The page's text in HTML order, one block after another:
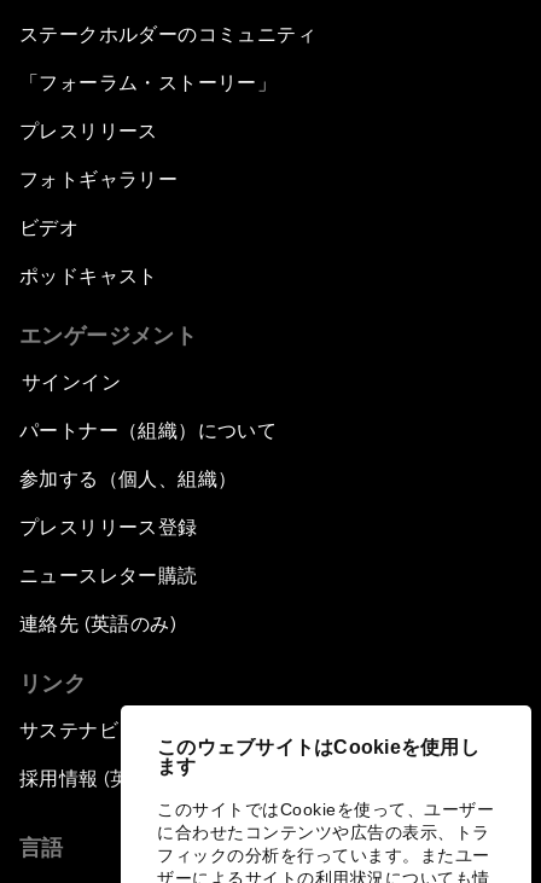
このウェブサイトはCookieを使用し
ます
このサイトではCookieを使って、ユーザー
に合わせたコンテンツや広告の表示、トラ
フィックの分析を行っています。またユー
ザーによるサイトの利用状況についても情
ステークホルダーのコミュニティ
「フォーラム・ストーリー」
プレスリリース
フォトギャラリー
ビデオ
ポッドキャスト
エンゲージメント
サインイン
パートナー（組織）について
参加する（個人、組織）
プレスリリース登録
ニュースレター購読
連絡先 (英語のみ)
リンク
サステナビリティへの取り組み
採用情報 (英語のみ)
言語